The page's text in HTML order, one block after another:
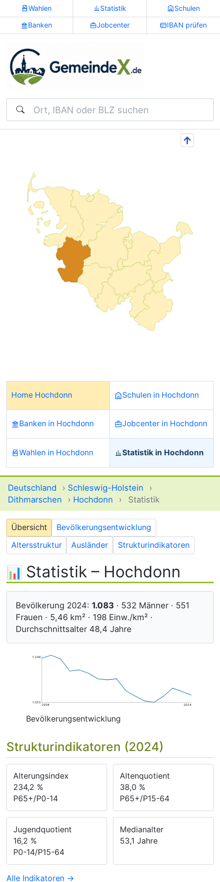
Wahlen Statistik Schulen
Banken Jobcenter IBAN prüfen
Suchen
↑
Home Hochdonn Schulen in Hochdonn
Banken in Hochdonn Jobcenter in Hochdonn
Wahlen in Hochdonn Statistik in Hochdonn
Deutschland › Schleswig-Holstein
›
Dithmarschen
› Hochdonn › Statistik
Übersicht
Bevölkerungsentwicklung
Altersstruktur
Ausländer Strukturindikatoren
Statistik – Hochdonn
Bevölkerung 2024:1.083 · 532 Männer · 551
Frauen · 5,46 km² · 198 Einw./km² ·
Durchschnittsalter 48,4 Jahre
1.053
1.249
2008 2024
Bevölkerungsentwicklung
Strukturindikatoren (2024)
Alterungsindex
234,2 %
P65+/P0-14
Altenquotient
38,0 %
P65+/P15-64
Jugendquotient
16,2 %
P0-14/P15-64
Medianalter
53,1 Jahre
Alle Indikatoren →